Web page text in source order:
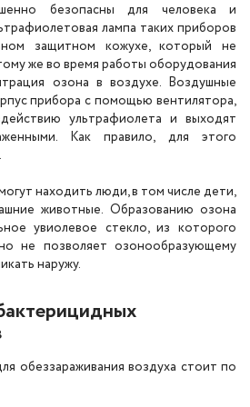
безопасны для человека и
лампа таких приборов
защитном кожухе, который не
же во время работы оборудования
озона в воздухе. Воздушные
прибора с помощью вентилятора,
ультрафиолета и выходят
Как правило, для этого
находить люди, в том числе дети,
животные. Образованию озона
увиолевое стекло, из которого
не позволяет озонообразующему
наружу.
обеззараживания воздуха стоит по